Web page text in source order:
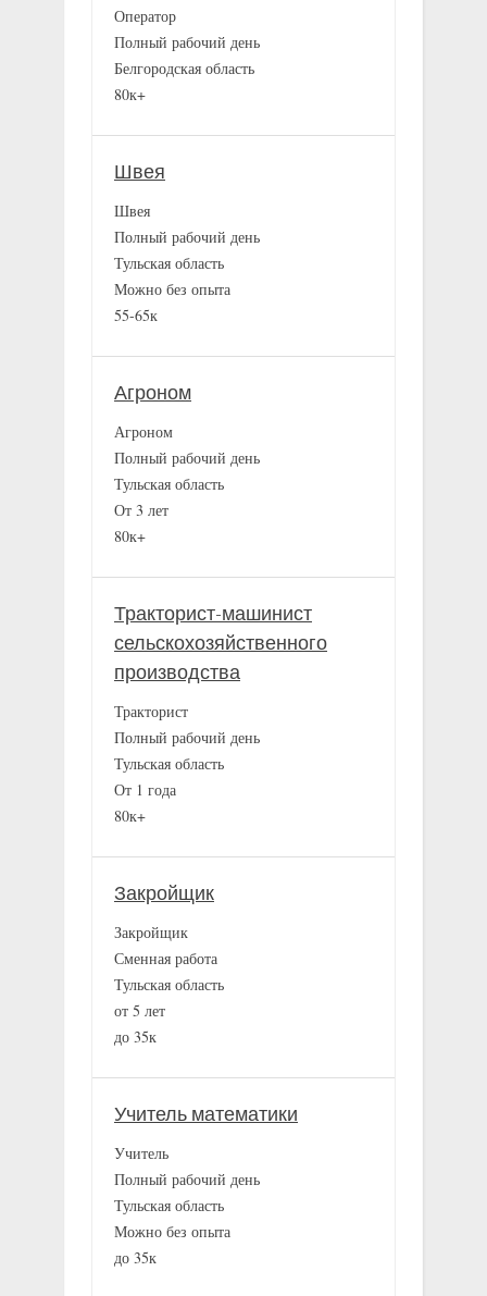
Оператор
Полный рабочий день
Белгородская область
80к+
Швея
Швея
Полный рабочий день
Тульская область
Можно без опыта
55-65к
Агроном
Агроном
Полный рабочий день
Тульская область
От 3 лет
80к+
Тракторист-машинист
сельскохозяйственного
производства
Тракторист
Полный рабочий день
Тульская область
От 1 года
80к+
Закройщик
Закройщик
Сменная работа
Тульская область
от 5 лет
до 35к
Учитель математики
Учитель
Полный рабочий день
Тульская область
Можно без опыта
до 35к